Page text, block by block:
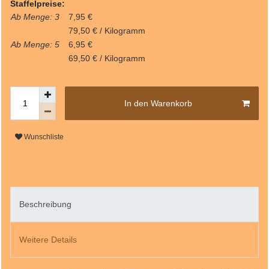
Staffelpreise:
Ab Menge: 3
7,95 €
79,50 € / Kilogramm
Ab Menge: 5
6,95 €
69,50 € / Kilogramm
In den Warenkorb
Wunschliste
Beschreibung
Weitere Details